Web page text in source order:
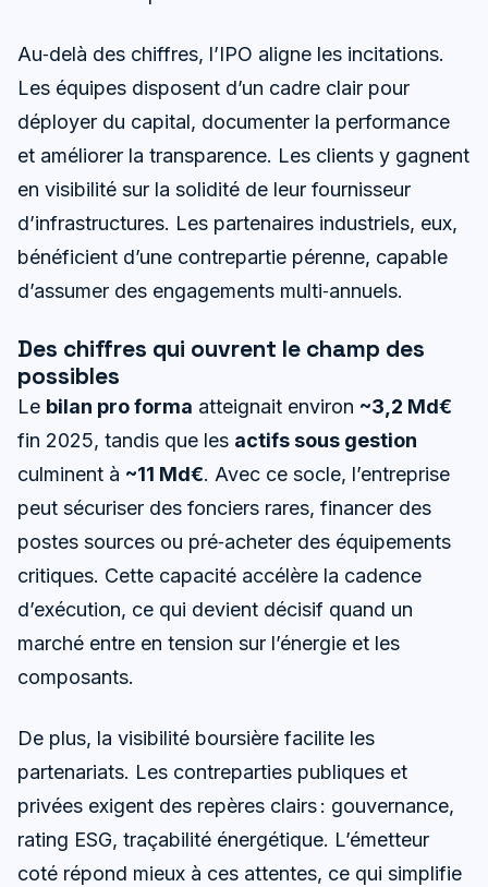
Au‑delà des chiffres, l’IPO aligne les incitations.
Les équipes disposent d’un cadre clair pour
déployer du capital, documenter la performance
et améliorer la transparence. Les clients y gagnent
en visibilité sur la solidité de leur fournisseur
d’infrastructures. Les partenaires industriels, eux,
bénéficient d’une contrepartie pérenne, capable
d’assumer des engagements multi‑annuels.
Des chiffres qui ouvrent le champ des
possibles
Le bilan pro forma atteignait environ ~3,2 Md€
fin 2025, tandis que les actifs sous gestion
culminent à ~11 Md€. Avec ce socle, l’entreprise
peut sécuriser des fonciers rares, financer des
postes sources ou pré‑acheter des équipements
critiques. Cette capacité accélère la cadence
d’exécution, ce qui devient décisif quand un
marché entre en tension sur l’énergie et les
composants.
De plus, la visibilité boursière facilite les
partenariats. Les contreparties publiques et
privées exigent des repères clairs : gouvernance,
rating ESG, traçabilité énergétique. L’émetteur
coté répond mieux à ces attentes, ce qui simplifie